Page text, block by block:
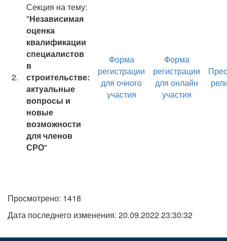
2.
Секция на тему:
"Независимая
оценка
квалификации
специалистов
в
строительстве:
актуальные
вопросы и
новые
возможности
для членов
СРО"
Форма
регистрации
для очного
участия
Форма
регистрации
для онлайн
участия
Просмотрено: 1418
Дата последнего изменения: 20.09.2022 23:30:32